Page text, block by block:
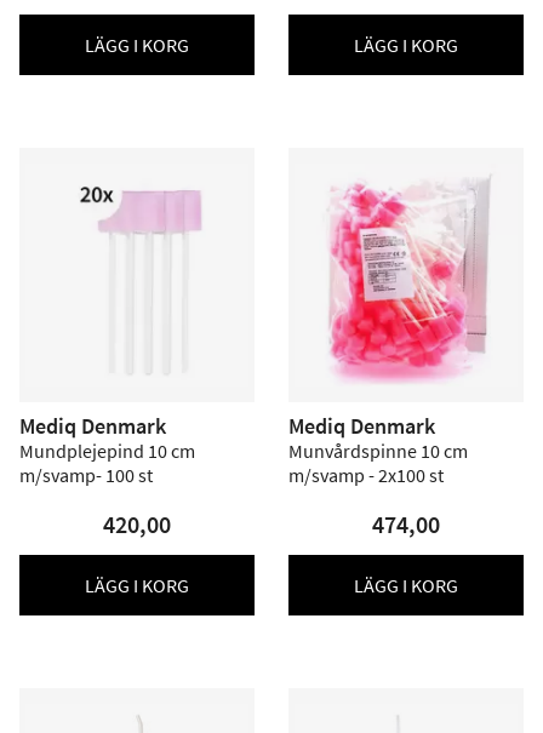
LÄGG I KORG LÄGG I KORG
Mediq Denmark
Mundplejepind 10 cm
m/svamp- 100 st
420,00
LÄGG I KORG
Mediq Denmark
Munvårdspinne 10 cm
m/svamp - 2x100 st
474,00
LÄGG I KORG